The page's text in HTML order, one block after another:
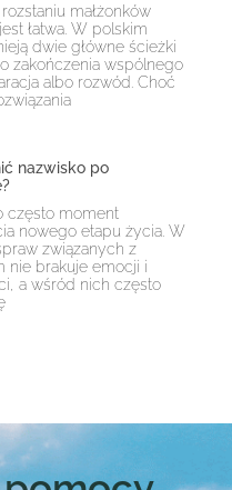
małżonków
łatwa. W polskim
dwie główne ścieżki
zakończenia wspólnego
albo rozwód. Choć
nazwisko po
często moment
nowego etapu życia. W
związanych z
nie brakuje emocji i
a wśród nich często